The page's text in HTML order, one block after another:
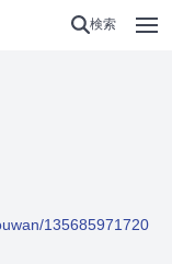
検索
135685971720